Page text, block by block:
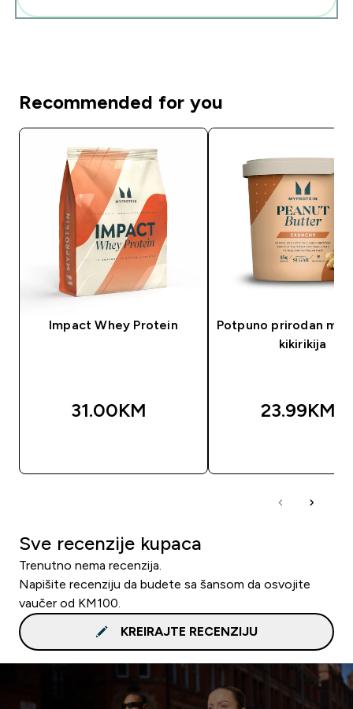
Recommended for you
Impact Whey Protein
31.00KM‎
Potpuno prirodan
kikirikija
23.99KM‎
Sve recenzije kupaca
Trenutno nema recenzija.
Napišite recenziju da budete sa šansom da osvojite
vaučer od KM100.
KREIRAJTE RECENZIJU